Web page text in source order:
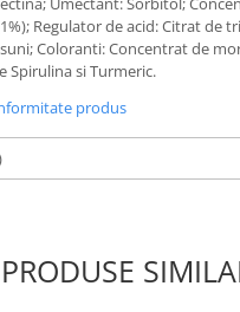
Regulator de acid: Citrat de
Coloranti: Concentrat de
Spirulina si Turmeric.
produs
PRODUSE